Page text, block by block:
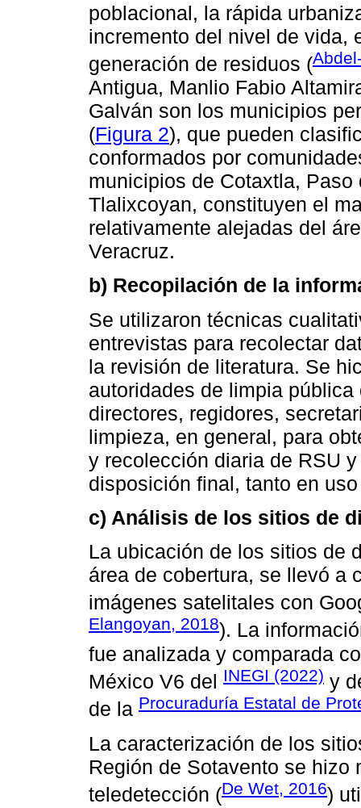
poblacional, la rápida
incremento del nivel de vida,
generación de residuos (
Antigua, Manlio Fabio
Galván son los municipios
(Figura 2), que pueden
conformados por
municipios de Cotaxtla,
Tlalixcoyan, constituyen el
relativamente alejadas del
Veracruz.
b) Recopilación de la
Se utilizaron técnicas
entrevistas para recolectar
la revisión de literatura. Se
autoridades de limpia
directores, regidores,
limpieza, en general, para
y recolección diaria de RSU
disposición final, tanto en
c) Análisis de los sitios de
La ubicación de los sitios de
área de cobertura, se llevó a
imágenes satelitales con
Elangoyan, 2018). La
fue analizada y comparada
México V6 del INEGI (2022) y
de la Procuraduría Estatal de
La caracterización de los
Región de Sotavento se
teledetección (De Wet, 2016)